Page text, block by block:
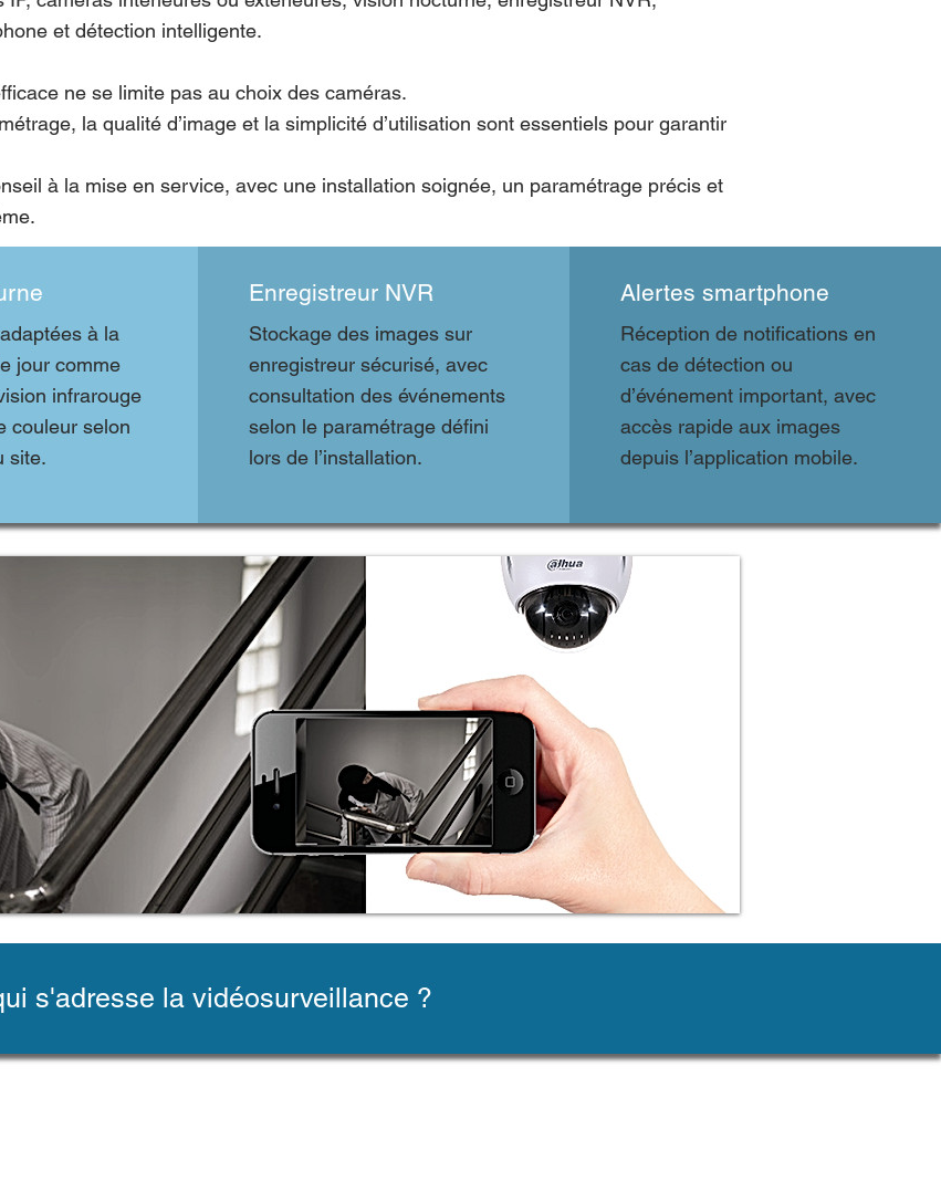
et détection intelligente.
ne se limite pas au choix des caméras.
la qualité d’image et la simplicité d’utilisation sont essentiels pour garantir
à la mise en service, avec une installation soignée, un paramétrage précis et
à la
jour comme
infrarouge
couleur selon
site.
Enregistreur NVR
Stockage des images sur
enregistreur sécurisé, avec
consultation des événements
selon le paramétrage défini
lors de l’installation.
Alertes smartphone
Réception de notifications en
cas de détection ou
d’événement important, avec
accès rapide aux images
depuis l’application mobile.
s'adresse la vidéosurveillance ?